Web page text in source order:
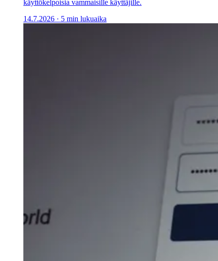
käyttökelpoisia vammaisille käyttäjille.
14.7.2026 · 5 min lukuaika